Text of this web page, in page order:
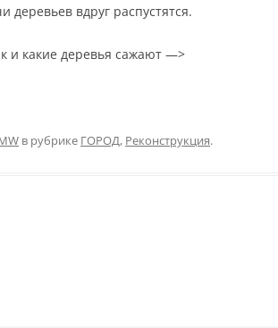
деревьев вдруг распустятся.
и какие деревья сажают —>
в рубрике ГОРОД, Реконструкция.